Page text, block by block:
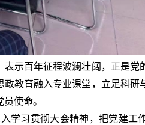
示百年征程波澜壮阔，正是党
教育融入专业课堂，立足科研
使命。
学习贯彻大会精神，把党建工